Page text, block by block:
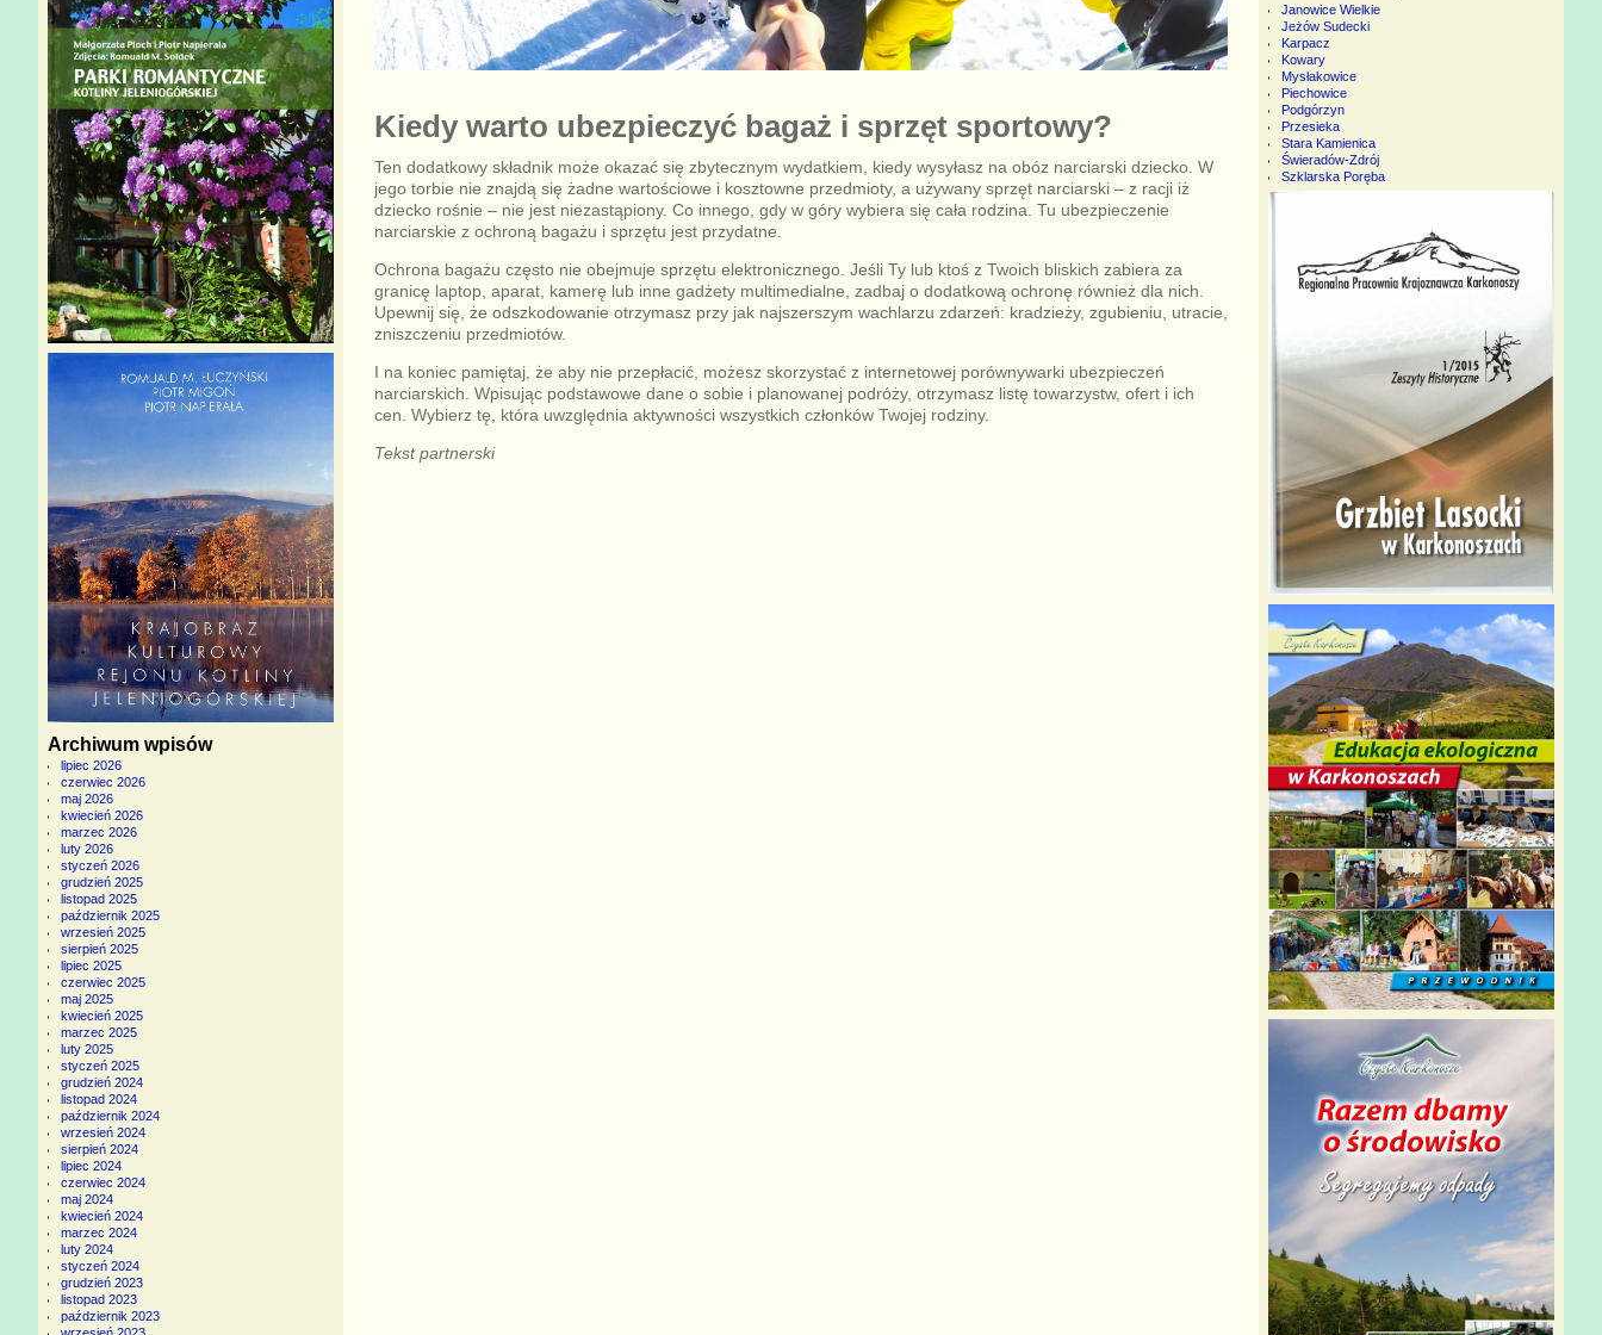
Kiedy warto ubezpieczyć bagaż i sprzęt sportowy?
Ten dodatkowy składnik może okazać się zbytecznym wydatkiem, kiedy wysyłasz na obóz narciarski dziecko. W
jego torbie nie znajdą się żadne wartościowe i kosztowne przedmioty, a używany sprzęt narciarski – z racji iż
dziecko rośnie – nie jest niezastąpiony. Co innego, gdy w góry wybiera się cała rodzina. Tu ubezpieczenie
narciarskie z ochroną bagażu i sprzętu jest przydatne.
Ochrona bagażu często nie obejmuje sprzętu elektronicznego. Jeśli Ty lub ktoś z Twoich bliskich zabiera za
granicę laptop, aparat, kamerę lub inne gadżety multimedialne, zadbaj o dodatkową ochronę również dla nich.
Upewnij się, że odszkodowanie otrzymasz przy jak najszerszym wachlarzu zdarzeń: kradzieży, zgubieniu, utracie,
zniszczeniu przedmiotów.
I na koniec pamiętaj, że aby nie przepłacić, możesz skorzystać z internetowej porównywarki ubezpieczeń
narciarskich. Wpisując podstawowe dane o sobie i planowanej podróży, otrzymasz listę towarzystw, ofert i ich
cen. Wybierz tę, która uwzględnia aktywności wszystkich członków Twojej rodziny.
Tekst partnerski
Archiwum wpisów
lipiec 2026
czerwiec 2026
maj 2026
kwiecień 2026
marzec 2026
luty 2026
styczeń 2026
grudzień 2025
listopad 2025
październik 2025
wrzesień 2025
sierpień 2025
lipiec 2025
czerwiec 2025
maj 2025
kwiecień 2025
marzec 2025
luty 2025
styczeń 2025
grudzień 2024
listopad 2024
październik 2024
wrzesień 2024
sierpień 2024
lipiec 2024
czerwiec 2024
maj 2024
kwiecień 2024
marzec 2024
luty 2024
styczeń 2024
grudzień 2023
listopad 2023
październik 2023
Janowice Wielkie
Jeżów Sudecki
Karpacz
Kowary
Mysłakowice
Piechowice
Podgórzyn
Przesieka
Stara Kamienica
Świeradów-Zdrój
Szklarska Poręba